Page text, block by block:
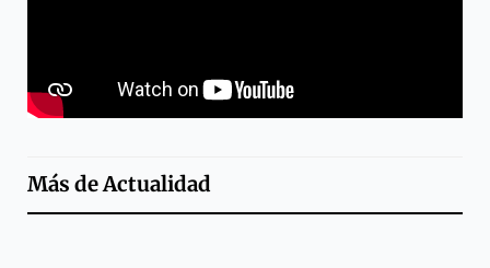
Más deActualidad